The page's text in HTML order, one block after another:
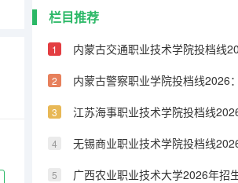
栏目推荐